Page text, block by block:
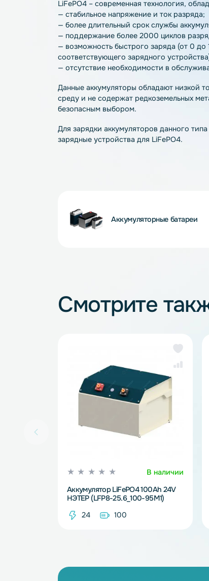
Наши аккумуляторные батареи
одинаковыми параметрами. Для
защитой от пыли и влаги по
характеристикам. Для получения
данного типа предусмотрена
LiFePO4 – современная
— стабильное напряжение и ток
— более длительный срок службы
— поддержание более 2000 циклов
соответствующего зарядного
— отсутствие необходимости в
Для зарядки аккумуляторов
зарядные устройства для LiFePO4.
Аккумуляторные
Смотрите